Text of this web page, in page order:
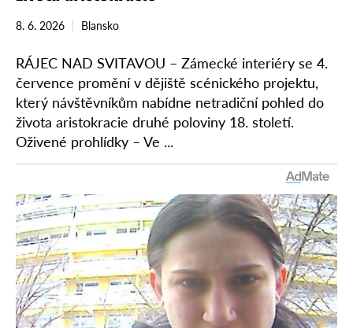
8. 6. 2026 Blansko
RÁJEC NAD SVITAVOU – Zámecké interiéry se 4.
července promění v dějiště scénického projektu,
který návštěvníkům nabídne netradiční pohled do
života aristokracie druhé poloviny 18. století.
Oživené prohlídky – Ve ...